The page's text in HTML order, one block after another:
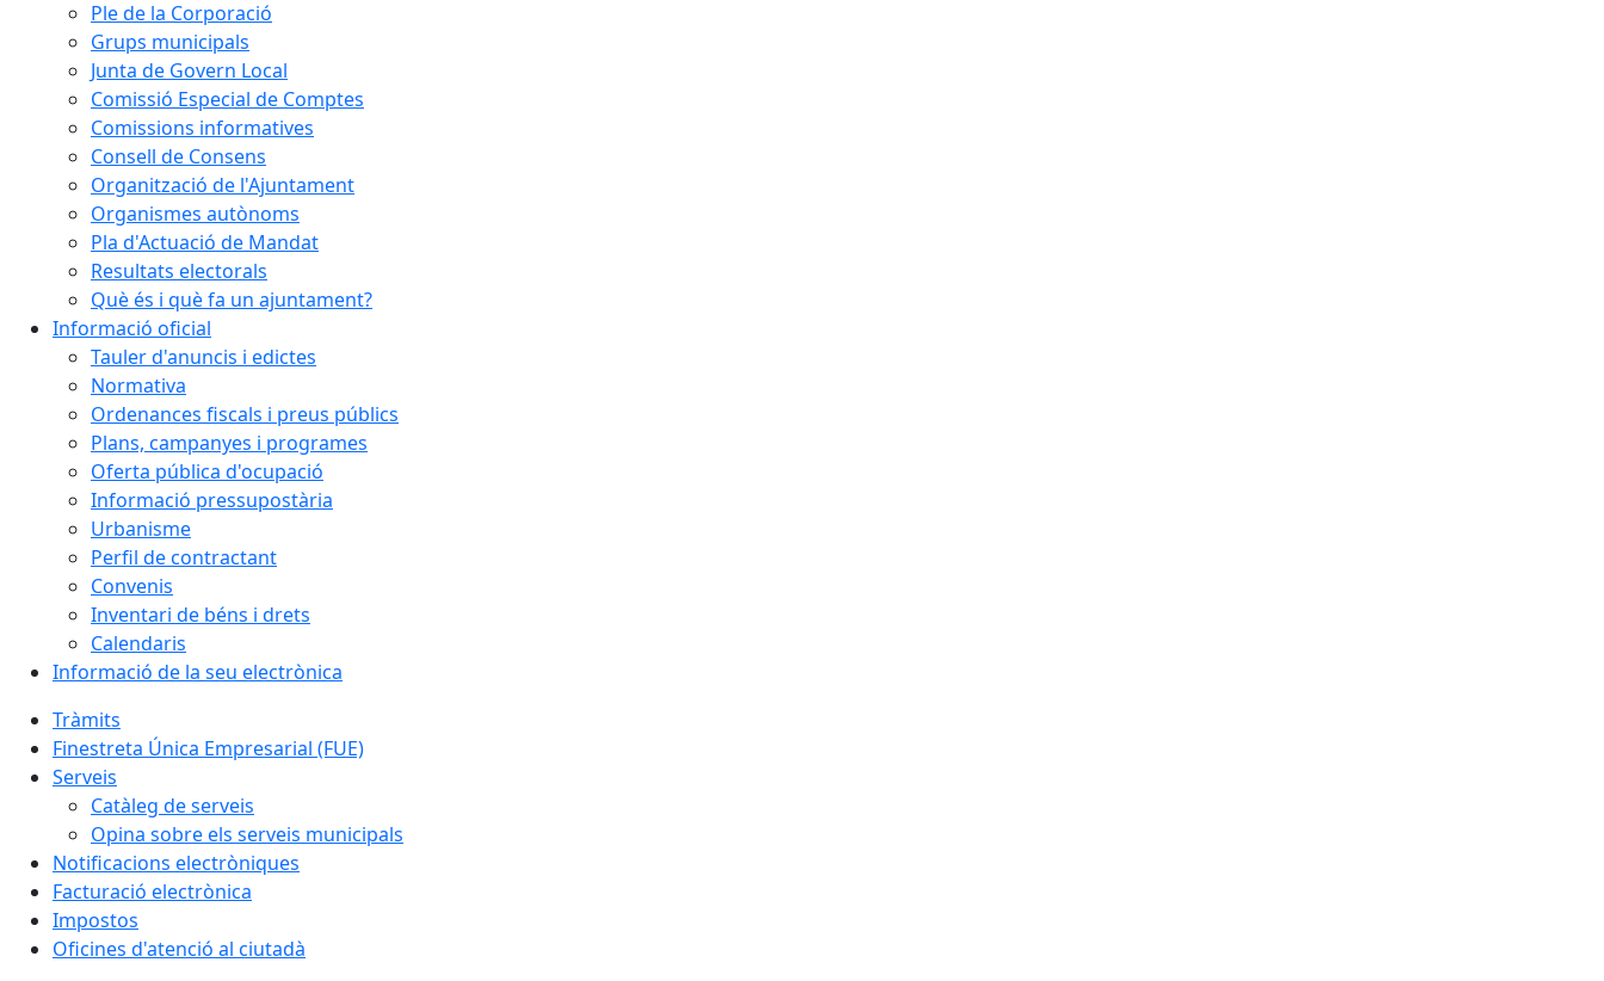
Ple de la Corporació
Grups municipals
Junta de Govern Local
Comissió Especial de Comptes
Comissions informatives
Consell de Consens
Organització de l'Ajuntament
Organismes autònoms
Pla d'Actuació de Mandat
Resultats electorals
Què és i què fa un ajuntament?
Informació oficial
Tauler d'anuncis i edictes
Normativa
Ordenances fiscals i preus públics
Plans, campanyes i programes
Oferta pública d'ocupació
Informació pressupostària
Urbanisme
Perfil de contractant
Convenis
Inventari de béns i drets
Calendaris
Informació de la seu electrònica
Tràmits
Finestreta Única Empresarial (FUE)
Serveis
Catàleg de serveis
Opina sobre els serveis municipals
Notificacions electròniques
Facturació electrònica
Impostos
Oficines d'atenció al ciutadà